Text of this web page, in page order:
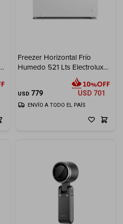
Freezer Horizontal Frío
Humedo 521 Lts Electrolux
USD 779 USD 701
ENVÍO A TODO EL PAÍS